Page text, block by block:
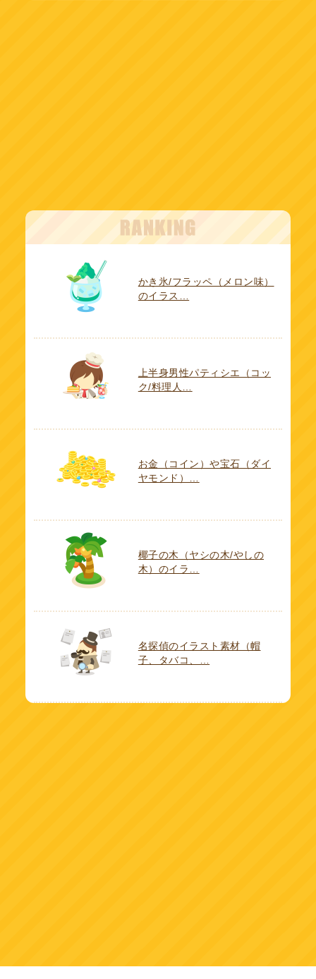
かき氷/フラッペ（メロン味）
のイラス…
上半身男性パティシエ（コッ
ク/料理人…
お金（コイン）や宝石（ダイ
ヤモンド）…
椰子の木（ヤシの木/やしの
木）のイラ…
名探偵のイラスト素材（帽
子、タバコ、…